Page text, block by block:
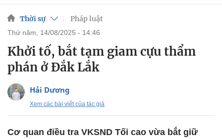
Thời sự Pháp luật
thứ năm, 14/08/2025 - 14:46
Khởi tố, bắt tạm giam cựu thẩm
phán ở Đắk Lắk
Hải Dương
Xem các bài viết của tác giả
Cơ quan điều tra VKSND Tối cao vừa bắt giữ